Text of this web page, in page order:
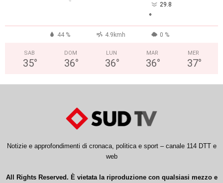
29.8
°
44 % 4.9kmh 0 %
SAB
35°
DOM
36°
LUN
36°
MAR
36°
MER
37°
Notizie e approfondimenti di cronaca, politica e sport – canale 114 DTT e
web
All Rights Reserved. È vietata la riproduzione con qualsiasi mezzo e